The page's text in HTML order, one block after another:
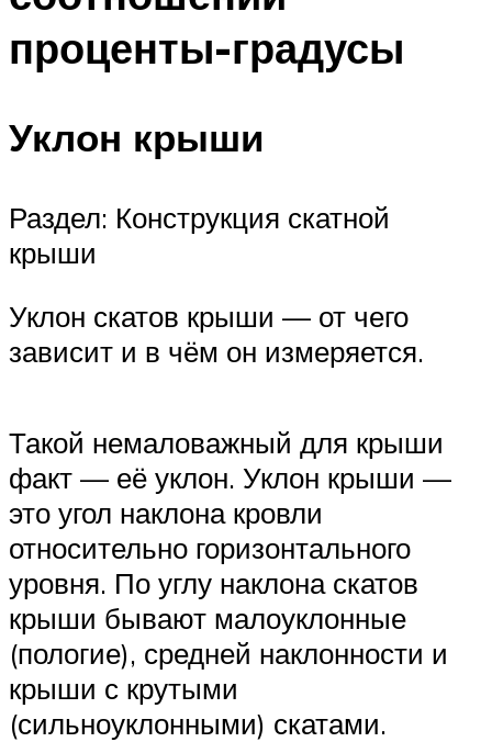
проценты-градусы
Уклон крыши
Раздел: Конструкция скатной
крыши
Уклон скатов крыши — от чего
зависит и в чём он измеряется.
Такой немаловажный для крыши
факт — её уклон. Уклон крыши —
это угол наклона кровли
относительно горизонтального
уровня. По углу наклона скатов
крыши бывают малоуклонные
(пологие), средней наклонности и
крыши с крутыми
(сильноуклонными) скатами.